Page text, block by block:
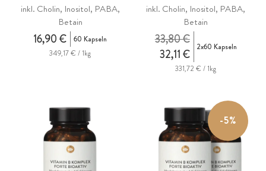
inkl. Cholin, Inositol, PABA,
Betain
16,90 €
60 Kapseln
349,17 € / 1kg
inkl. Cholin, Inositol, PABA,
Betain
32,11 €
33,80 € 2x60 Kapseln
331,72 € / 1kg
-5%